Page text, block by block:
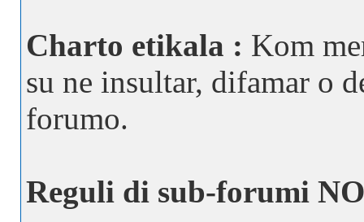
Charto etikala : Kom
su ne insultar, difamar o
forumo.
Reguli di sub-forumi